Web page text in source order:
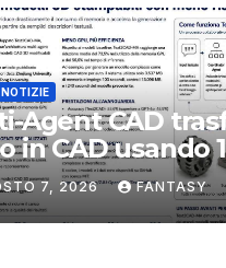
Agent CAD
in CAD usando
token
7, 2026 FANTASY